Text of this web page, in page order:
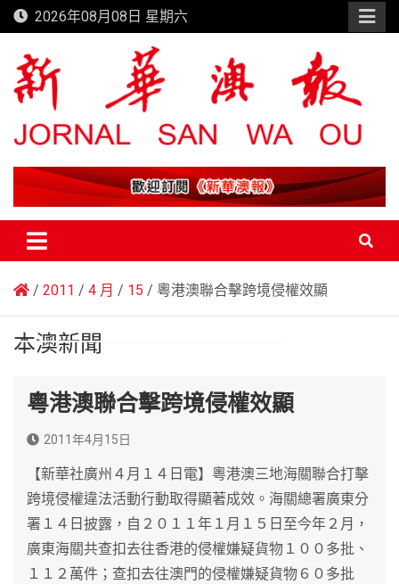
Skip
to
content
2026年08月08日 星期六
新華澳報
2011 4 月 15 粵港澳聯合擊跨境侵權效顯
本澳新聞
粵港澳聯合擊跨境侵權效顯
2011年4月15日
【新華社廣州４月１４日電】粵港澳三地海關聯合打擊
跨境侵權違法活動行動取得顯著成效。海關總署廣東分
署１４日披露，自２０１１年１月１５日至今年２月，
廣東海關共查扣去往香港的侵權嫌疑貨物１００多批、
１１２萬件；查扣去往澳門的侵權嫌疑貨物６０多批